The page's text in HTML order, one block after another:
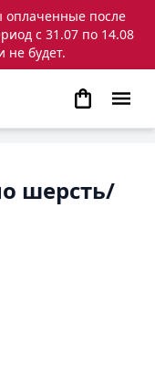
оплаченные после
с 31.07 по 14.08
не будет.
шерсть/